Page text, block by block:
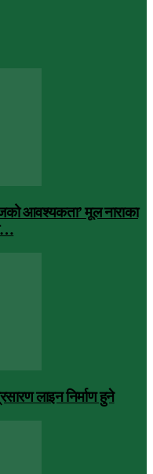
आवश्यकता’ मूल नाराका
लाइन निर्माण हुने